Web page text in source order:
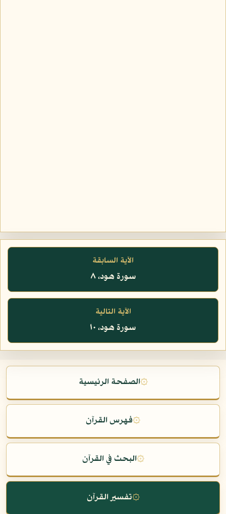
الآية السابقة
سورة هود، ٨
الآية التالية
سورة هود، ١٠
۞الصفحة الرئيسية
۞فهرس القرآن
۞البحث في القرآن
۞تفسير القرآن